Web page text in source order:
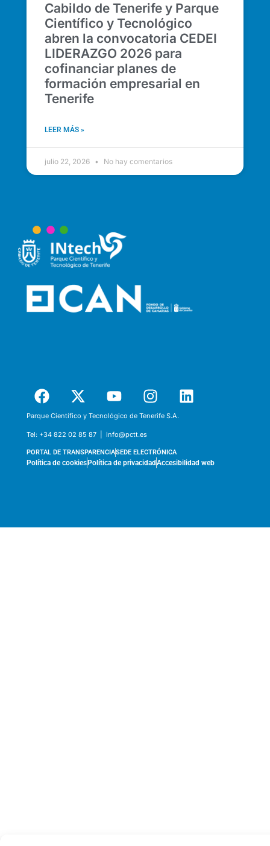
Cabildo de Tenerife y Parque
Científico y Tecnológico
abren la convocatoria CEDEI
LIDERAZGO 2026 para
cofinanciar planes de
formación empresarial en
Tenerife
LEER MÁS »
julio 22, 2026 No hay comentarios
Parque Científico y Tecnológico de Tenerife S.A.
Tel: +34 822 02 85 87 | info@pctt.es
PORTAL DE TRANSPARENCIASEDE ELECTRÓNICA
Política de cookies Política de privacidad Accesibilidad web